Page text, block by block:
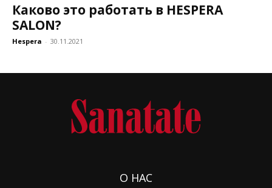
Каково это работать в HESPERA
SALON?
Hespera - 30.11.2021
О НАС